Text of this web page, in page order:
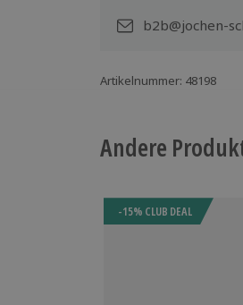
b2b@jochen-
Artikelnummer: 48198
Andere
-15% CLUB DEAL